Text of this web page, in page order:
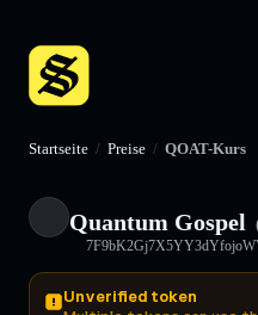
Startseite / Preise / QOAT-Kurs
Quantum Gospel
Unverified token